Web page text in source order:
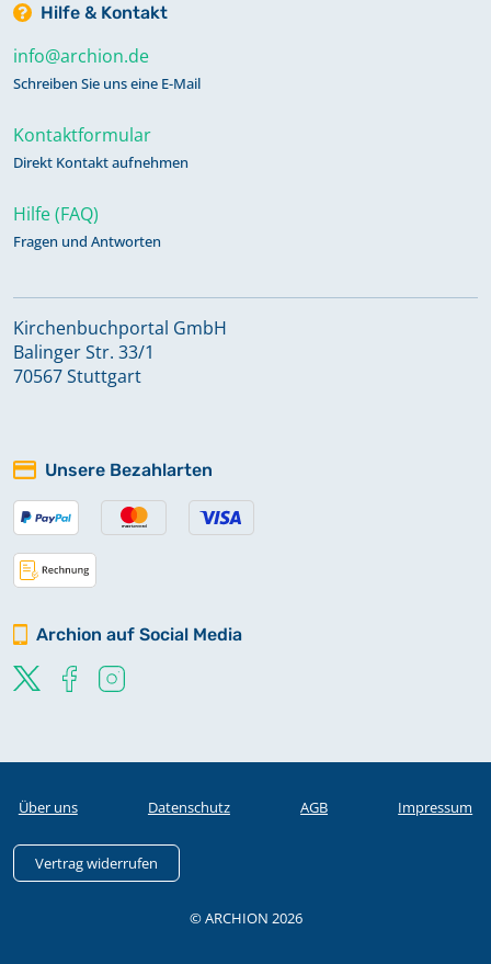
Hilfe & Kontakt
info@archion.de
Schreiben Sie uns eine E-Mail
Kontaktformular
Direkt Kontakt aufnehmen
Hilfe (FAQ)
Fragen und Antworten
Kirchenbuchportal GmbH
Balinger Str. 33/1
70567 Stuttgart
Unsere Bezahlarten
Archion auf Social Media
Über uns Datenschutz AGB Impressum
Vertrag widerrufen
© ARCHION 2026